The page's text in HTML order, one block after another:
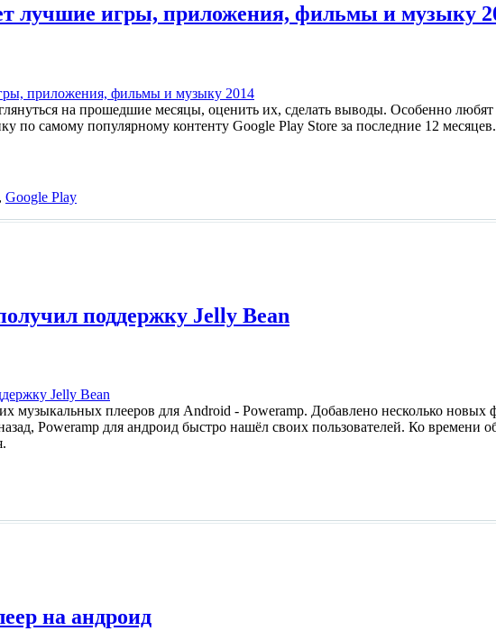
лучшие игры, приложения, фильмы и музыку
на прошедшие месяцы, оценить их, сделать выводы. Особенно
по самому популярному контенту Google Play Store за последние 12
, Google Play
поддержку Jelly Bean
музыкальных плееров для Android - Poweramp. Добавлено несколько
Poweramp для андроид быстро нашёл своих пользователей. Ко
на андроид